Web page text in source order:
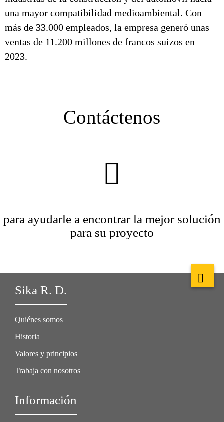
una mayor compatibilidad medioambiental. Con
más de 33.000 empleados, la empresa generó unas
ventas de 11.200 millones de francos suizos en
2023.
Contáctenos
para ayudarle a encontrar la mejor solución
para su proyecto
Sika R. D.
Quiénes somos
Historia
Valores y principios
Trabaja con nosotros
Información